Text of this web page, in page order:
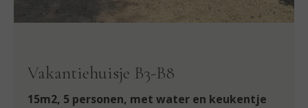
Vakantiehuisje B3-B8
15m2, 5 personen, met water en keukentje